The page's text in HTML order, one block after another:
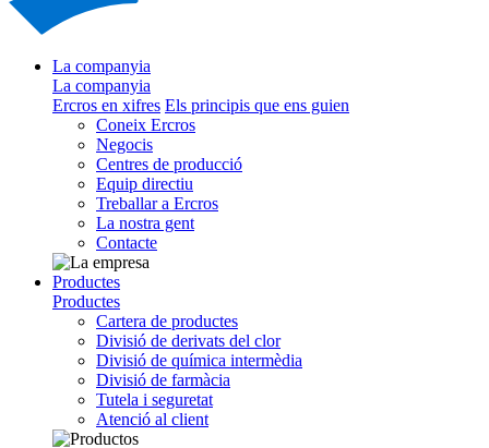
La companyia
La companyia
Ercros en xifres Els principis que ens guien
Coneix Ercros
Negocis
Centres de producció
Equip directiu
Treballar a Ercros
La nostra gent
Contacte
Productes
Productes
Cartera de productes
Divisió de derivats del clor
Divisió de química intermèdia
Divisió de farmàcia
Tutela i seguretat
Atenció al client